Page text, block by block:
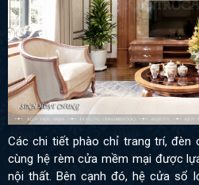
Các chi tiết phào chỉ trang trí, đèn
cùng hệ rèm cửa mềm mại được
nội thất. Bên cạnh đó, hệ cửa sổ